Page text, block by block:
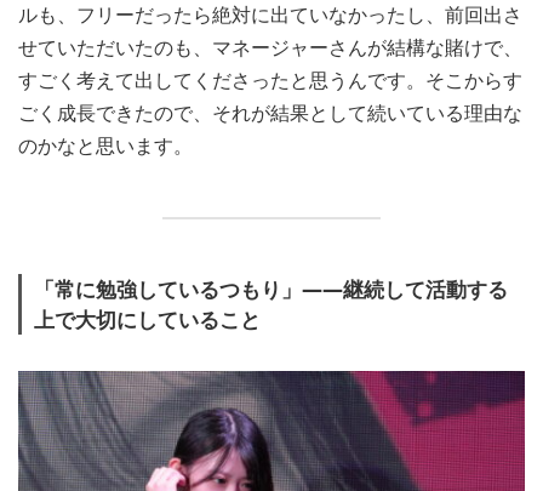
ルも、フリーだったら絶対に出ていなかったし、前回出さ
せていただいたのも、マネージャーさんが結構な賭けで、
すごく考えて出してくださったと思うんです。そこからす
ごく成長できたので、それが結果として続いている理由な
のかなと思います。
「常に勉強しているつもり」――継続して活動する
上で大切にしていること